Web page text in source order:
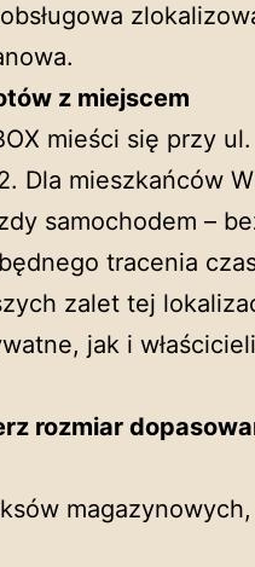
z miejscem
mieści się przy
Dla mieszkańców
samochodem –
tracenia
zalet tej
jak i
rozmiar